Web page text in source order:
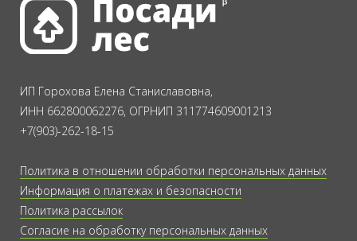
ИП Горохова Елена Станиславовна,
ИНН 662800062276, ОГРНИП 311774609001213
+7(903)-262-18-15
Политика в отношении обработки персональных данных
Информация о платежах и безопасности
Политика рассылок
Согласие на обработку персональных данных